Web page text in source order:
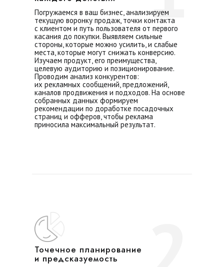
Погружаемся в ваш бизнес, анализируем
текущую воронку продаж, точки контакта
с клиентом и путь пользователя от первого
касания до покупки. Выявляем сильные
стороны, которые можно усилить, и слабые
места, которые могут снижать конверсию.
Изучаем продукт, его преимущества,
целевую аудиторию и позиционирование.
Проводим анализ конкурентов:
их рекламных сообщений, предложений,
каналов продвижения и подходов. На основе
собранных данных формируем
рекомендации по доработке посадочных
страниц и офферов, чтобы реклама
приносила максимальный результат.
Точечное планирование
и предсказуемость